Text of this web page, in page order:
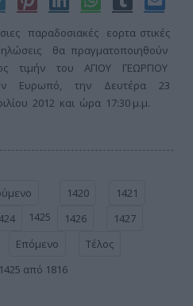
παραδοσιακές εορτα στικές
θα πραγματοποιηθούν
τιμήν του ΑΓΙΟΥ ΓΕΩΡΓΙΟΥ
Ευρωπό, την Δευτέρα 23
2012 και ώρα 17:30 μ.μ.
1420
1421
1425 1426
1427
Επόμενο
Τέλος
από 1816